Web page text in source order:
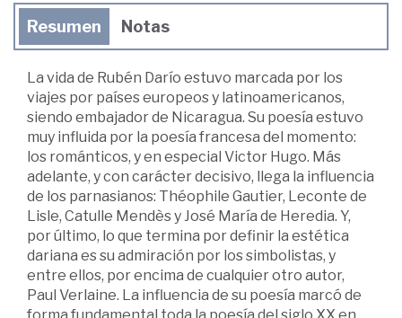
Resumen Notas
La vida de Rubén Darío estuvo marcada por los
viajes por países europeos y latinoamericanos,
siendo embajador de Nicaragua. Su poesía estuvo
muy influida por la poesía francesa del momento:
los románticos, y en especial Victor Hugo. Más
adelante, y con carácter decisivo, llega la influencia
de los parnasianos: Théophile Gautier, Leconte de
Lisle, Catulle Mendès y José María de Heredia. Y,
por último, lo que termina por definir la estética
dariana es su admiración por los simbolistas, y
entre ellos, por encima de cualquier otro autor,
Paul Verlaine. La influencia de su poesía marcó de